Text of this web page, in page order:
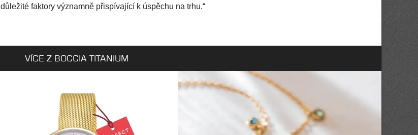
důležité faktory významně přispívající k úspěchu na trhu.“
VÍCE Z BOCCIA TITANIUM